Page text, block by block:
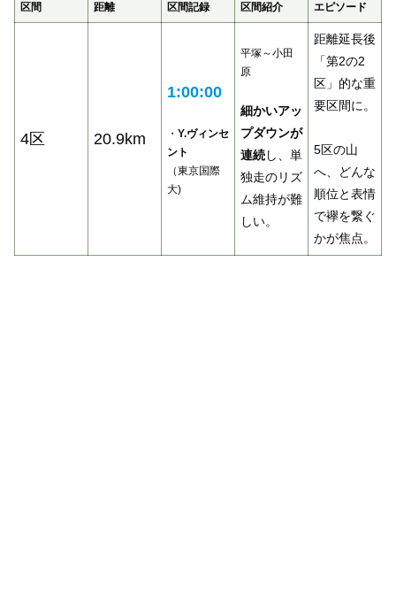
区間 距離 区間記録 区間紹介 エピソード
4区 20.9km
1:00:00
・ Y.ヴィンセ
ント
（東京国際
大)
平塚～小田
原
細かいアッ
プダウンが
連続し、単
独走のリズ
ム維持が難
しい。
距離延長後
「第2の2
区」的な重
要区間に。
5区の山
へ、どんな
順位と表情
で襷を繋ぐ
かが焦点。